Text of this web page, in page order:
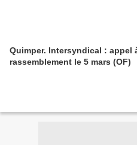
Quimper. Intersyndical : appel
rassemblement le 5 mars (OF)